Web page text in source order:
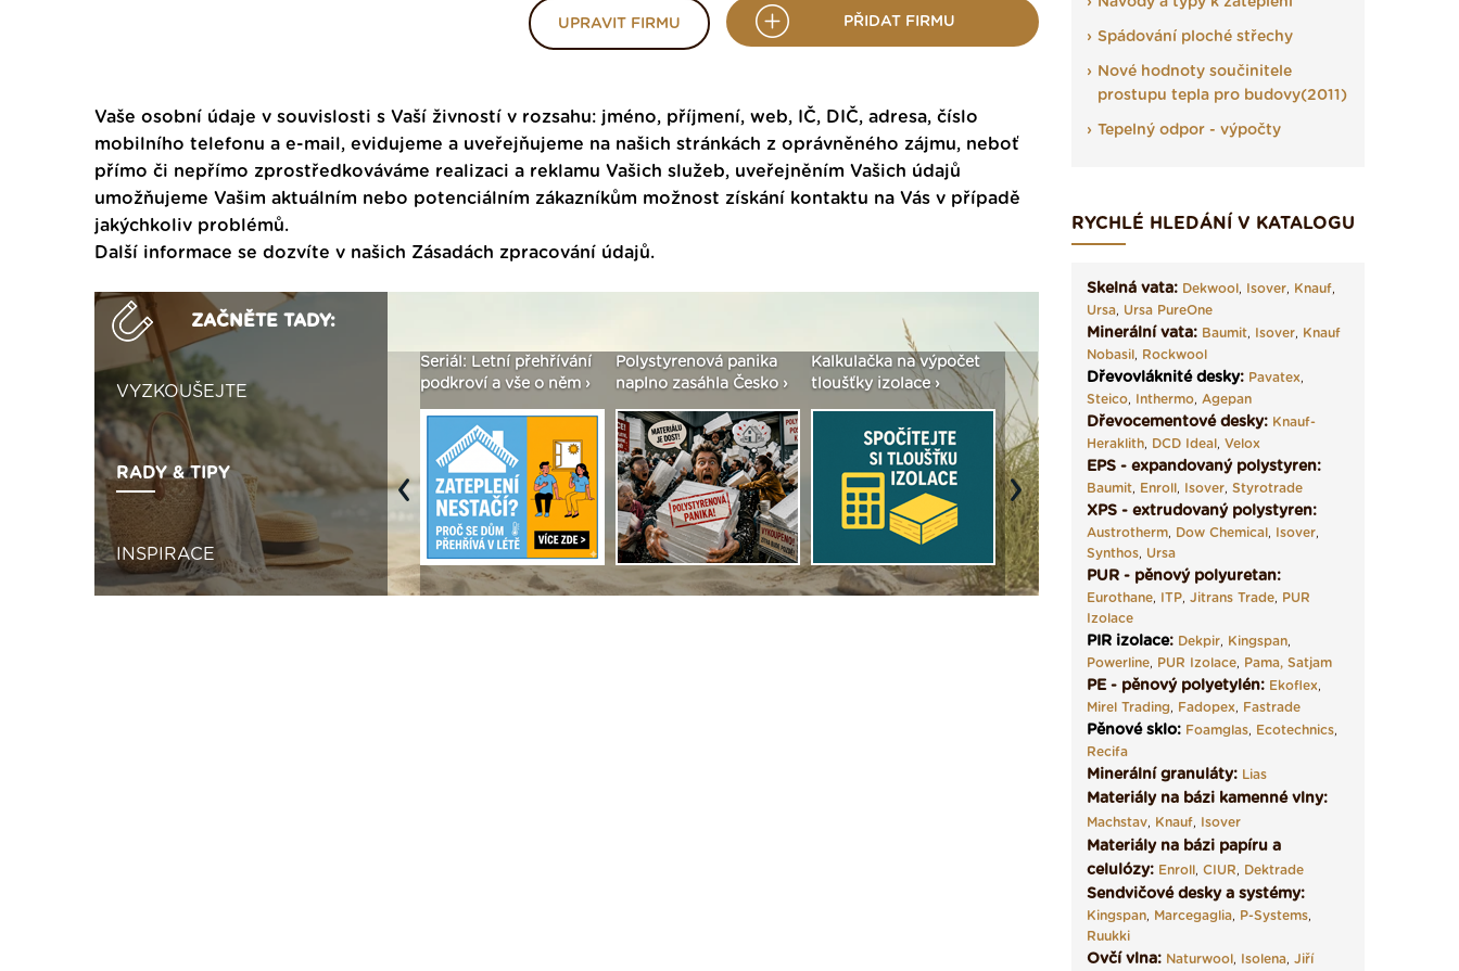
UPRAVIT FIRMU PŘIDAT FIRMU
Vaše osobní údaje v souvislosti s Vaší živností v rozsahu: jméno, příjmení, web, IČ, DIČ, adresa, číslo
mobilního telefonu a e-mail, evidujeme a uveřejňujeme na našich stránkách z oprávněného zájmu, neboť
přímo či nepřímo zprostředkováváme realizaci a reklamu Vašich služeb, uveřejněním Vašich údajů
umožňujeme Vašim aktuálním nebo potenciálním zákazníkům možnost získání kontaktu na Vás v případě
jakýchkoliv problémů.
Další informace se dozvíte v našich Zásadách zpracování údajů.
ZAČNĚTE TADY:
VYZKOUŠEJTE
RADY & TIPY
INSPIRACE
Vytvořte si vizualizaci
seženeme! ›
Seriál: Letní přehřívání
podkroví a vše o něm ›
Polystyrenová panika
naplno zasáhla Česko ›
Kalkulačka na výpočet
tloušťky izolace ›
Seriál: Fasády ETICS a
vše podstatné v kostce ›
Vyberte si izolaci a pak
ji tady klidně poptejte ›
Previous Next
Spádování ploché střechy
Nové hodnoty součinitele
prostupu tepla pro budovy(2011)
Tepelný odpor - výpočty
RYCHLÉ HLEDÁNÍ V KATALOGU
Skelná vata: Dekwool, Isover, Knauf,
Ursa, Ursa PureOne
Minerální vata: Baumit, Isover, Knauf
Nobasil, Rockwool
Dřevovláknité desky: Pavatex,
Steico, Inthermo, Agepan
Dřevocementové desky: Knauf-
Heraklith, DCD Ideal, Velox
EPS - expandovaný polystyren:
Baumit, Enroll, Isover, Styrotrade
XPS - extrudovaný polystyren:
Austrotherm, Dow Chemical, Isover,
Synthos, Ursa
PUR - pěnový polyuretan:
Eurothane, ITP, Jitrans Trade, PUR
Izolace
PIR izolace: Dekpir, Kingspan,
Powerline, PUR Izolace, Pama, Satjam
PE - pěnový polyetylén: Ekoflex,
Mirel Trading, Fadopex, Fastrade
Pěnové sklo: Foamglas, Ecotechnics,
Recifa
Minerální granuláty: Lias
Materiály na bázi kamenné vlny:
Machstav, Knauf, Isover
Materiály na bázi papíru a
celulózy: Enroll, CIUR, Dektrade
Sendvičové desky a systémy:
Kingspan, Marcegaglia, P-Systems,
Ruukki
Ovčí vlna: Naturwool, Isolena, Jiří